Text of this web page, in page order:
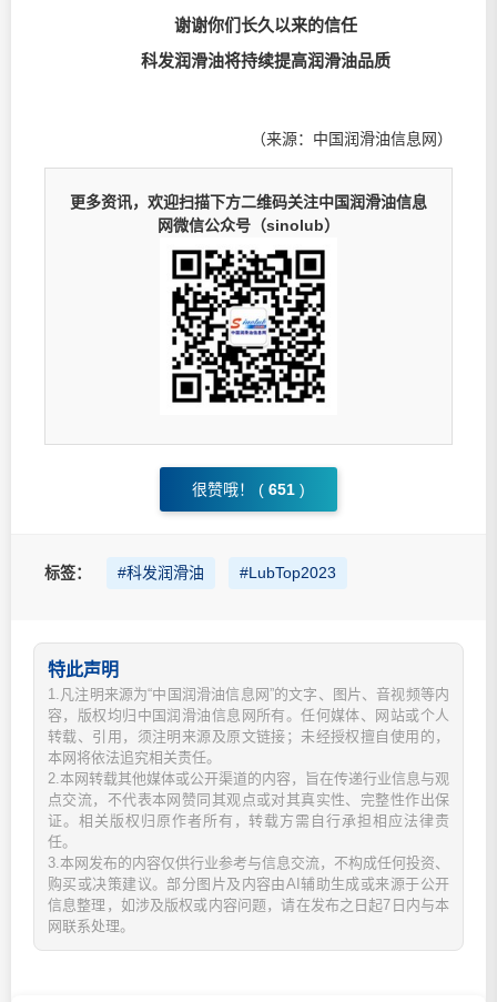
谢谢你们长久以来的信任
科发润滑油将持续提高润滑油品质
（来源：中国润滑油信息网）
更多资讯，欢迎扫描下方二维码关注中国润滑油信息
网微信公众号（sinolub）
很赞哦！ ( 651 )
标签： #科发润滑油 #LubTop2023
特此声明
1.凡注明来源为“中国润滑油信息网”的文字、图片、音视频等内
容，版权均归中国润滑油信息网所有。任何媒体、网站或个人
转载、引用，须注明来源及原文链接；未经授权擅自使用的，
本网将依法追究相关责任。
2.本网转载其他媒体或公开渠道的内容，旨在传递行业信息与观
点交流，不代表本网赞同其观点或对其真实性、完整性作出保
证。相关版权归原作者所有，转载方需自行承担相应法律责
任。
3.本网发布的内容仅供行业参考与信息交流，不构成任何投资、
购买或决策建议。部分图片及内容由AI辅助生成或来源于公开
信息整理，如涉及版权或内容问题，请在发布之日起7日内与本
网联系处理。